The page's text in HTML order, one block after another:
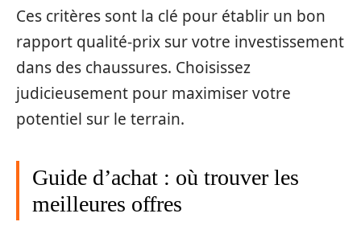
Ces critères sont la clé pour établir un bon
rapport qualité-prix sur votre investissement
dans des chaussures. Choisissez
judicieusement pour maximiser votre
potentiel sur le terrain.
Guide d’achat : où trouver les
meilleures offres